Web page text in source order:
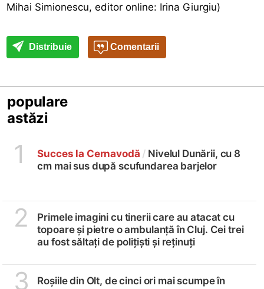
Mihai Simionescu, editor online: Irina Giurgiu)
Distribuie Comentarii
populare
astăzi
1 Succes la Cernavodă / Nivelul Dunării, cu 8
cm mai sus după scufundarea barjelor
2
Primele imagini cu tinerii care au atacat cu
topoare și pietre o ambulanță în Cluj. Cei trei
au fost săltați de polițiști și reținuți
3
Roșiile din Olt, de cinci ori mai scumpe în